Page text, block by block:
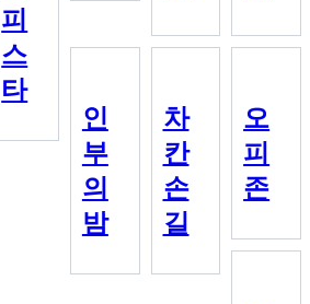
피
스
타
인
부
의
밤
차
칸
손
길
오
피
존